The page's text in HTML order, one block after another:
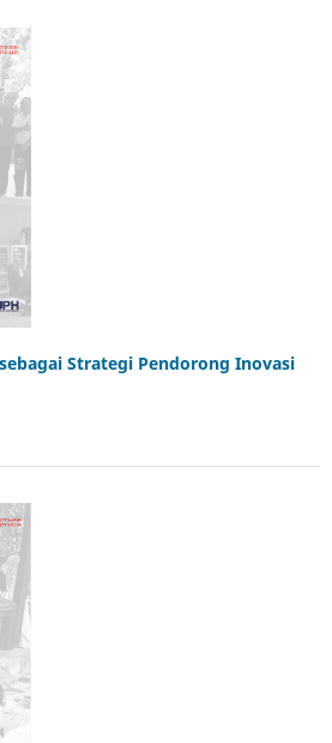
Strategi Pendorong Inovasi